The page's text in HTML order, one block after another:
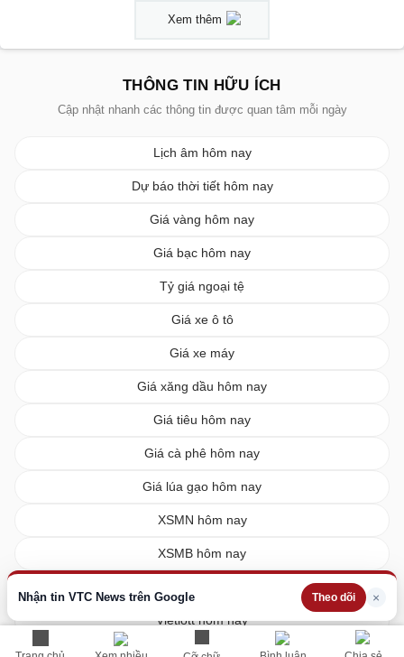
Nhận tin VTC News trên Google Theo dõi ×
Xem thêm
THÔNG TIN HỮU ÍCH
Cập nhật nhanh các thông tin được quan tâm mỗi ngày
Lịch âm hôm nay
Dự báo thời tiết hôm nay
Giá vàng hôm nay
Giá bạc hôm nay
Tỷ giá ngoại tệ
Giá xe ô tô
Giá xe máy
Giá xăng dầu hôm nay
Giá tiêu hôm nay
Giá cà phê hôm nay
Giá lúa gạo hôm nay
XSMN hôm nay
XSMB hôm nay
Vietlott hôm nay